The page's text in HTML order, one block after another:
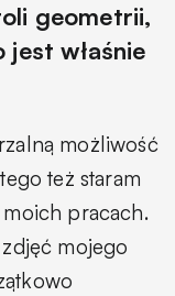
geometrii,
właśnie
możliwość
też staram
pracach.
mojego